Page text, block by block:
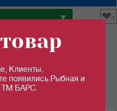
▼ ❤1
РЫБНЫЙ МИР"
Рыбные консервы
РЫБНЫЙ МИР"
появились Рыбная и
ТМ БАРС.